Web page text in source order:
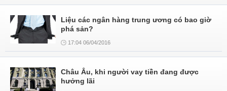
Liệu các ngân hàng trung ương có bao giờ
phá sản?
17:04 06/04/2016
Châu Âu, khi người vay tiền đang được
hưởng lãi